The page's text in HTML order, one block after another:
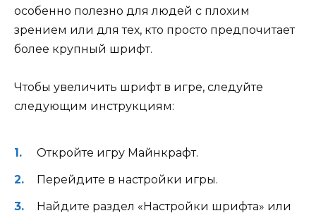
особенно полезно для людей с плохим
зрением или для тех, кто просто предпочитает
более крупный шрифт.
Чтобы увеличить шрифт в игре, следуйте
следующим инструкциям:
Откройте игру Майнкрафт.
Перейдите в настройки игры.
Найдите раздел «Настройки шрифта» или